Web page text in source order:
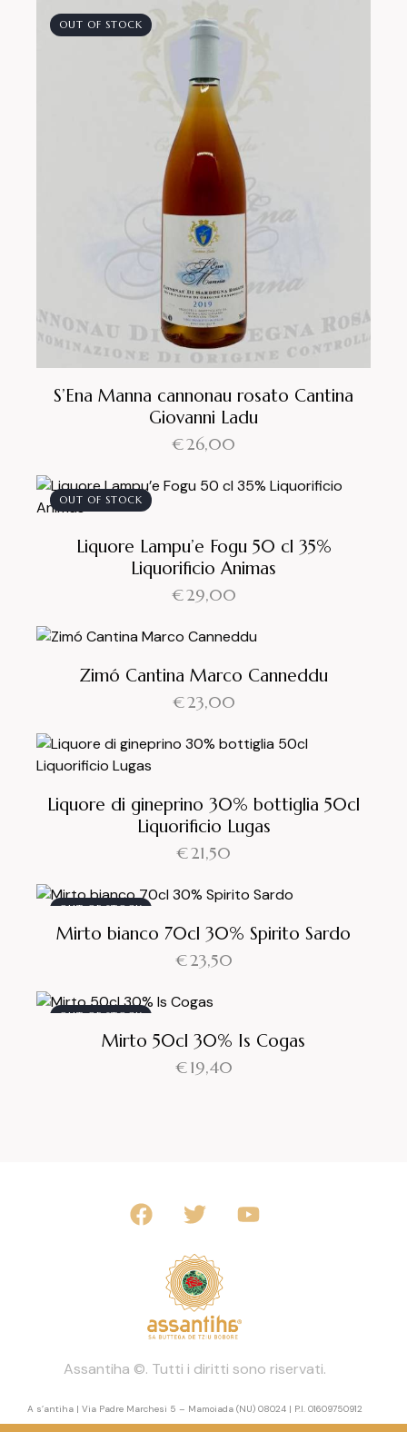
OUT OF STOCK
S’Ena Manna cannonau rosato Cantina
Giovanni Ladu
€26,00
OUT OF STOCK
Liquore Lampu’e Fogu 50 cl 35%
Liquorificio Animas
€29,00
Zimó Cantina Marco Canneddu
€23,00
Liquore di gineprino 30% bottiglia 50cl
Liquorificio Lugas
€21,50
OUT OF STOCK
Mirto bianco 70cl 30% Spirito Sardo
€23,50
OUT OF STOCK
Mirto 50cl 30% Is Cogas
€19,40
Assantiha ©. Tutti i diritti sono riservati.
A s’antiha | Via Padre Marchesi 5 – Mamoiada (NU) 08024 | P.I. 01609750912